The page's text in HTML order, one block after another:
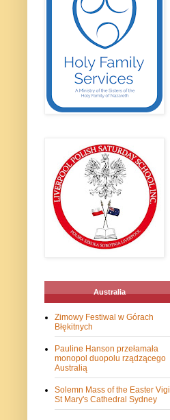
Australia
Zimowy Festiwal w Górach
Błękitnych
Pauline Hanson przełamała
monopol duopolu rządzącego
Australią
Solemn Mass of the Easter Vigil
St Mary's Cathedral Sydney